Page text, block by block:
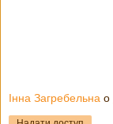
Інна Загребельна о